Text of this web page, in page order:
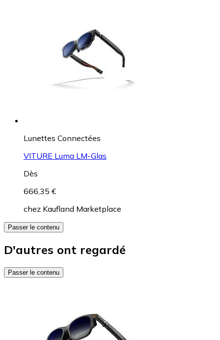
Lunettes Connectées
VITURE Luma LM-Glas
Dès
666,35 €
chez Kaufland Marketplace
Passer le contenu
D'autres ont regardé
Passer le contenu